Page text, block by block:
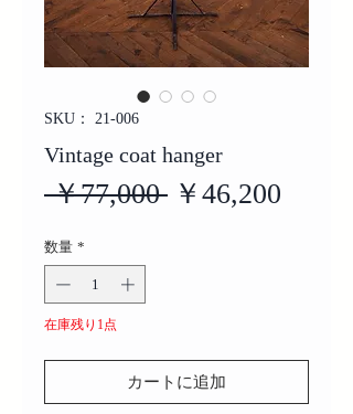
SKU： 21-006
Vintage coat hanger
￥77,000 通￥46,200
数量 *
在庫残り1点
カートに追加